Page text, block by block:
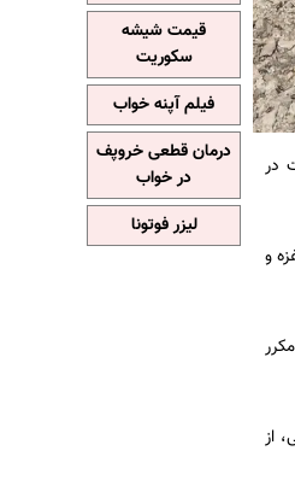
در
و
از
قیمت شیشه
سکوریت
فیلم آپنه خواب
درمان قطعی خروپف
در خواب
لیزر فوتونا